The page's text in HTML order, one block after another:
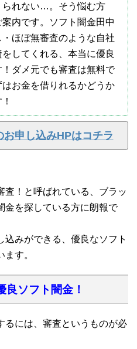
られない…。そう悩む方
内です。ソフト闇金田中
ほぼ無審査のような自社
してくれる、本当に優良
ダメ元でも審査は無料で
お金を借りれるかどうか
申し込みHPはコチラ
査！と呼ばれている、ブラッ
金を探している方に朗報で
みができる、優良なソフト
す。
良ソフト闇金！
るには、審査というものが必